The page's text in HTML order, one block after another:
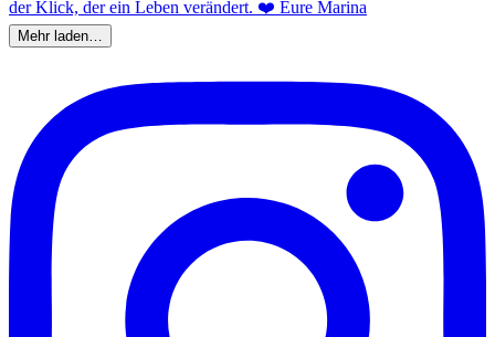
Mehr laden…